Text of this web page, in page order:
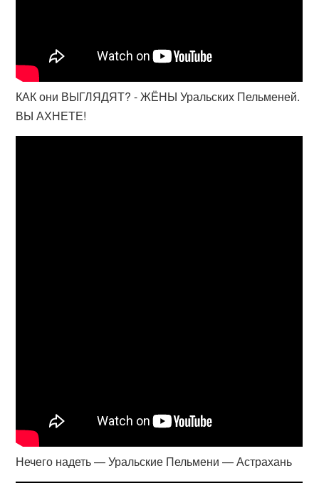
КАК они ВЫГЛЯДЯТ? - ЖЁНЫ Уральских Пельменей.
ВЫ АХНЕТЕ!
Нечего надеть — Уральские Пельмени — Астрахань